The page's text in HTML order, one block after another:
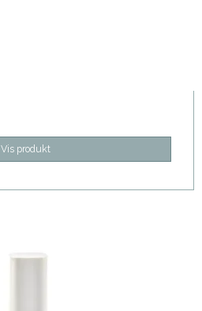
Vis produkt